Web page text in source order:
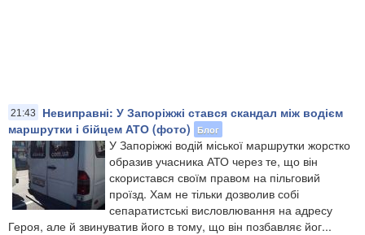
21:43
Невиправні: У Запоріжжі стався скандал між водієм
маршрутки і бійцем АТО (фото)
Блог
У Запоріжжі водій міської маршрутки жорстко
образив учасника АТО через те, що він
скористався своїм правом на пільговий
проїзд. Хам не тільки дозволив собі
сепаратистські висловлювання на адресу
Героя, але й звинуватив його в тому, що він позбавляє йог...